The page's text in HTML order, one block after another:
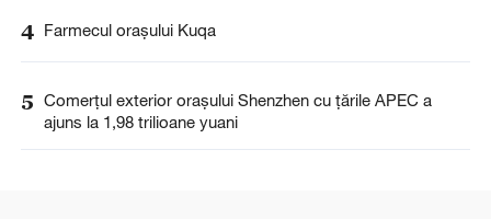
4 Farmecul orașului Kuqa
5 Comerțul exterior orașului Shenzhen cu țările APEC a
ajuns la 1,98 trilioane yuani